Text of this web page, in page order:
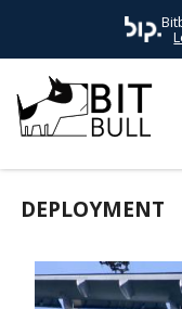
TUTTI I POST AWS
DEPLOYMENT